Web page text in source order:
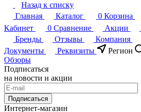
Назад к списку
Главная
Каталог 0 Корзина
Кабинет
0 Сравнение Акции
Бренды
Отзывы Компания
Документы
Реквизиты Регион
Обзоры
Подписаться
на новости и акции
Подписаться
Интернет-магазин